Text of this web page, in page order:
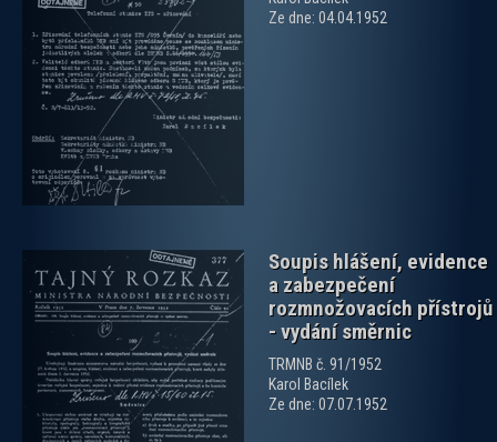
Ze dne: 04.04.1952
Soupis hlášení, evidence
a zabezpečení
rozmnožovacích přístrojů
- vydání směrnic
TRMNB č. 91/1952
Karol Bacílek
Ze dne: 07.07.1952
zobrazit PDF dokument
zobrazit PDF dokument